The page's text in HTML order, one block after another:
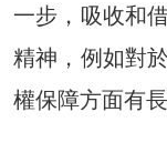
一步，吸收和
精神，例如對
權保障方面有長